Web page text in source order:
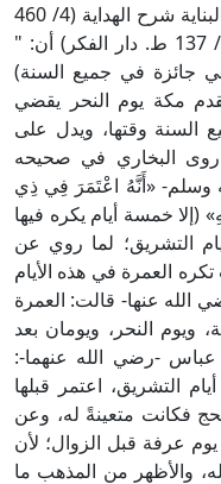
الهداية (3/ 136- 139 ط. دار الفكر)، والبناية شرح الهداية (4/ 460
ط. دار الكتب العلمية)، وفتح القدير (3/ 137 ط. دار الفكر) أن: "
جائزة في جميع السنة)
مكة يوم النحر يقضي
السنة وقتها، ويدل على
روى البخاري في صحيحه
وسلم- «أَنَّهُ اعْتَمَرَ فِي ذِي
(إلا خمسة أيام يكره فيها
التشريق؛ لما روي عن
العمرة في هذه الأيام
الله عنها- قالت: العمرة
ويوم النحر، ويومان بعد
-رضي الله عنهما-:
التشريق، اعتمر قبلها
فكانت متعينةً له، وعن
عرفة قبل الزوال؛ لأن
والأظهر من المذهب ما